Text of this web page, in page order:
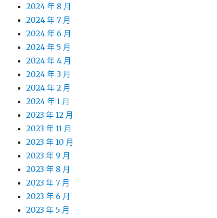
2024 年 8 月
2024 年 7 月
2024 年 6 月
2024 年 5 月
2024 年 4 月
2024 年 3 月
2024 年 2 月
2024 年 1 月
2023 年 12 月
2023 年 11 月
2023 年 10 月
2023 年 9 月
2023 年 8 月
2023 年 7 月
2023 年 6 月
2023 年 5 月